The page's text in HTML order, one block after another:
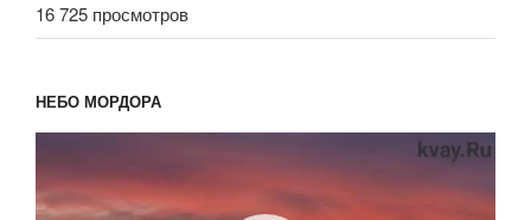
16 725 просмотров
НЕБО МОРДОРА